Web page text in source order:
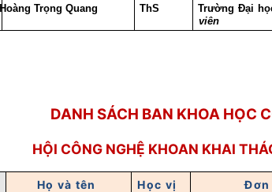
Hoàng Trọng Quang ThS Trường Đại
viên
DANH SÁCH BAN KHOA HỌC
HỘI CÔNG NGHỆ KHOAN KHAI
Họ và tên Học vị Đơn